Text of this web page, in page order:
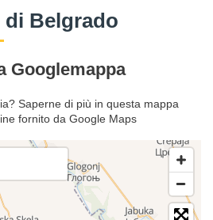
di Belgrado
Googlemappa
Saperne di più in questa mappa
fornito da Google Maps